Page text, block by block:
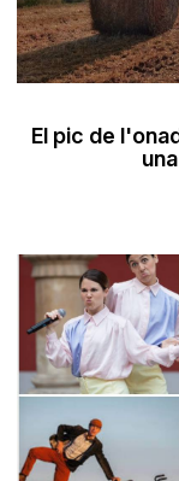
El pic de